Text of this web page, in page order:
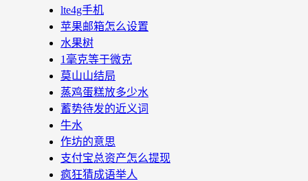
lte4g手机
苹果邮箱怎么设置
水果树
1毫克等于微克
莫山山结局
蒸鸡蛋糕放多少水
蓄势待发的近义词
牛水
作坊的意思
支付宝总资产怎么提现
疯狂猜成语举人